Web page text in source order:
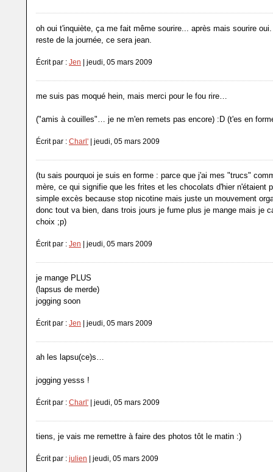
oh oui t'inquiète, ça me fait même sourire... après mais sourire
reste de la journée, ce sera jean.
Écrit par : Jen | jeudi, 05 mars 2009
me suis pas moqué hein, mais merci pour le fou rire…
("amis à couilles"… je ne m'en remets pas encore) :D (t'es en
Écrit par : Charl' | jeudi, 05 mars 2009
(tu sais pourquoi je suis en forme : parce que j'ai mes "trucs"
mère, ce qui signifie que les frites et les chocolats d'hier n'étaient
simple excès because stop nicotine mais juste un mouvement
donc tout va bien, dans trois jours je fume plus je mange mais je
choix ;p)
Écrit par : Jen | jeudi, 05 mars 2009
je mange PLUS
(lapsus de merde)
jogging soon
Écrit par : Jen | jeudi, 05 mars 2009
ah les lapsu(ce)s…
jogging yesss !
Écrit par : Charl' | jeudi, 05 mars 2009
tiens, je vais me remettre à faire des photos tôt le matin :)
Écrit par : julien | jeudi, 05 mars 2009